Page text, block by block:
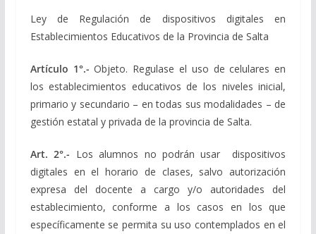
Ley de Regulación de dispositivos digitales en
Establecimientos Educativos de la Provincia de Salta
Artículo 1°.- Objeto. Regulase el uso de celulares en
los establecimientos educativos de los niveles inicial,
primario y secundario – en todas sus modalidades – de
gestión estatal y privada de la provincia de Salta.
Art. 2°.- Los alumnos no podrán usar dispositivos
digitales en el horario de clases, salvo autorización
expresa del docente a cargo y/o autoridades del
establecimiento, conforme a los casos en los que
específicamente se permita su uso contemplados en el